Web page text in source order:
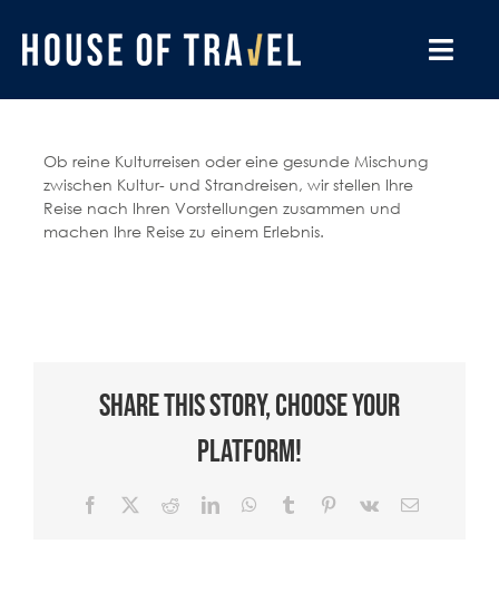
Inhalt
springen
DESTINATIONEN
GUTSCHEINE
WISSENSWERTES
Ob reine Kulturreisen oder eine gesunde Mischung
zwischen Kultur- und Strandreisen, wir stellen Ihre
Reise nach Ihren Vorstellungen zusammen und
machen Ihre Reise zu einem Erlebnis.
Share This Story, Choose Your
Platform!
Facebook RedditLinkedInWhatsApp
Tumblr Pinterest
Vk
E-